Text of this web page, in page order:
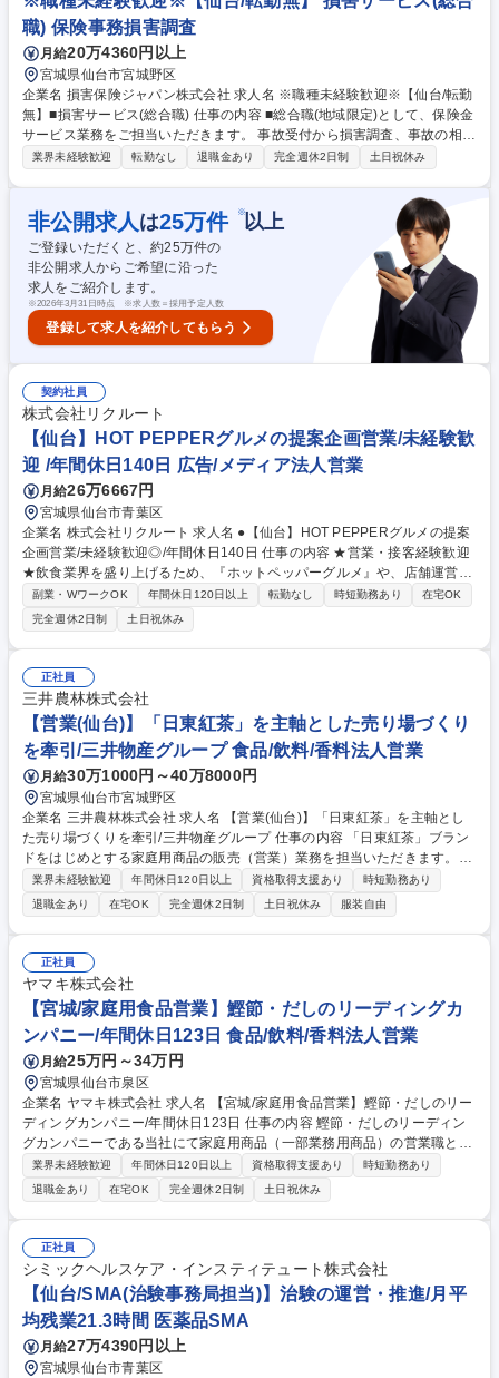
リューション/NTTデータG
職) 保険事務損害調査
月給20万4360円以上
宮城県仙台市宮城野区
企業名 損害保険ジャパン株式会社 求人名 ※職種未経験歓迎※【仙台/転勤
無】■損害サービス(総合職) 仕事の内容 ■総合職(地域限定)として、保険金
サービス業務をご担当いただきます。 事故受付から損害調査、事故の相手
方との交渉などを行い、保険金のお支払いまでを行います。単に保険金を
い、1日でも早く安心と保険金をお届けをします。保険の真価が問われる
事故対応の最前線です。 ■研修体制： OJT担当が付きながら、最初はシン
プルな案件からお任せしていきますので、未経験の方でもしっかりキャッ
チアップいただける環境です。 ※総合職の為、損害サービス以外のポジシ
ョンへの異動可能性あり 募集職種 ※職種未経験歓迎※【仙台/転勤無】■
損害サービス(総合職)
業界未経験歓迎 転勤なし 退職金あり 完全週休2日制 土日祝休み
非公開求人 は25万件 ※以上
ご登録いただくと、約25万件の
非公開求人からご希望に沿った
求人をご紹介します。
※2026年3月31日時点 ※求人数＝採用予定人数
登録して求人を紹介してもらう
契約社員
株式会社リクルート
【仙台】HOT PEPPERグルメの提案企画営業/未経験歓
迎 /年間休日140日 広告/メディア法人営業
月給26万6667円
宮城県仙台市青葉区
企業名 株式会社リクルート 求人名 ●【仙台】HOT PEPPERグルメの提案
企画営業/未経験歓迎◎/年間休日140日 仕事の内容 ★営業・接客経験歓迎
★飲食業界を盛り上げるため、『ホットペッパーグルメ』や、店舗運営を
支える『レストランボード』を活用し、効率的な集客・業務推進を実現へ
向けた提案を行います。 【具体的には】 顧客のニーズに応じた提案や、
データ分析に基づき描いた提案を進めていきます。近年では、『Airレジ』
『Airペイ』『Airシフト』をはじめとしたリクルートの経営・業務支援サ
ービスである『Air ビジネスツールズ』など、SaaSプロダクトも積極的に
推進し、新しい飲食業界のスタンダードを作っています。 募集職種 ●【仙
台】HOT PEPPERグルメの提案企画営業/未経験歓迎◎/年間休日140日
副業・WワークOK 年間休日120日以上 転勤なし 時短勤務あり
在宅OK
完全週休2日制
土日祝休み
正社員
三井農林株式会社
【営業(仙台)】「日東紅茶」を主軸とした売り場づくり
を牽引/三井物産グループ 食品/飲料/香料法人営業
月給30万1000円～40万8000円
宮城県仙台市宮城野区
企業名 三井農林株式会社 求人名 【営業(仙台)】「日東紅茶」を主軸とし
た売り場づくりを牽引/三井物産グループ 仕事の内容 「日東紅茶」ブラン
ドをはじめとする家庭用商品の販売（営業）業務を担当いただきます。当
社のブランド価値を確りと消費者に伝えるべく、量販店・コンビニエンス
ストア・スーパー等へ商品の提案・販売活動を実施。 ・量販店、スーパ
ー、コンビニエンスストア、食品問屋等の本部商談。商品及び売場提案。
売場での店頭プロモーション。・量販店、スーパー、コンビニエンススト
ア等向け商品の開発営業。数年キャリアを積んだ後は 他支店営業、BtoB
営業（業務用営業、原料営業）や海外営業・企画等、適材に応じて異動す
る可能性あり。様々な部署での経験を通じ将来的に会社の中枢として活躍
出来る人材へ成長していただくことを期待しています。 募集職種 【営業
(仙台)】「日東紅茶」を主軸とした売り場づくりを牽引/三井物産グループ
業界未経験歓迎 年間休日120日以上 資格取得支援あり
時短勤務あり
退職金あり
在宅OK 完全週休2日制 土日祝休み 服装自由
正社員
ヤマキ株式会社
【宮城/家庭用食品営業】鰹節・だしのリーディングカ
ンパニー/年間休日123日 食品/飲料/香料法人営業
月給25万円～34万円
宮城県仙台市泉区
企業名 ヤマキ株式会社 求人名 【宮城/家庭用食品営業】鰹節・だしのリー
ディングカンパニー/年間休日123日 仕事の内容 鰹節・だしのリーディン
グカンパニーである当社にて家庭用商品（一部業務用商品）の営業職とし
て下記業務をお任せいたします。 ■主は既存のお客様への提案営業で、一
部新規開拓営業があります。 ■自社製品について、卸店様、量販店様へ商
品提案、棚割り提案、販促提案等していく営業活動がメインとなります。
【募集背景】日本の食文化を支える「鰹節・だし」に惚れ込み、その伝統
を守り継承していくこと、「美味しさ」のみならず「鰹節・だしの持つ健
康価値」を広げ、より多くのお客様へお届けしたいと考え、力添えいただ
ける方を募集しております。 募集職種 【宮城/家庭用食品営業】鰹節・だ
しのリーディングカンパニー/年間休日123日
業界未経験歓迎 年間休日120日以上 資格取得支援あり
時短勤務あり
退職金あり
在宅OK 完全週休2日制 土日祝休み
正社員
シミックヘルスケア・インスティテュート株式会社
【仙台/SMA(治験事務局担当)】治験の運営・推進/月平
均残業21.3時間 医薬品SMA
月給27万4390円以上
宮城県仙台市青葉区